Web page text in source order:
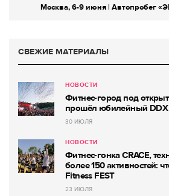
Москва, 6-9 июня | Автопробег
СВЕЖИЕ МАТЕРИАЛЫ
НОВОСТИ
Фитнес-город под
прошёл юбилейный DDX
30 ИЮЛЯ
НОВОСТИ
Фитнес-гонка CRACE,
более 150 активностей:
Fitness FEST
23 ИЮЛЯ